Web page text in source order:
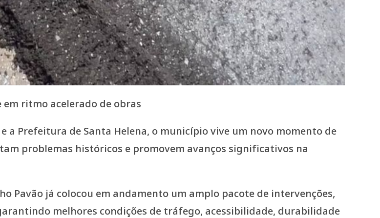
em ritmo acelerado de obras
a Prefeitura de Santa Helena, o município vive um novo momento de
problemas históricos e promovem avanços significativos na
Pavão já colocou em andamento um amplo pacote de intervenções,
melhores condições de tráfego, acessibilidade, durabilidade